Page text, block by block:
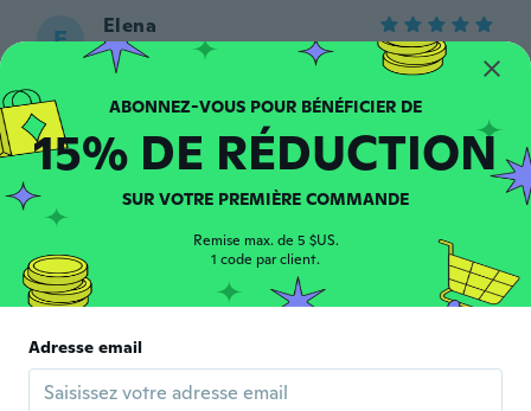
E Elena
Inscrit depuis 2018
avis
il y a 6 ans
J jinseok
Inscrit depuis 2019 · 15 avis
il y a 6 ans
Z Inscrit depuis 2017 avis
il y a 6 ans
S sharon
Inscrit depuis 2019 · 87 avis
15% DE RÉDUCTION
SUR VOTRE PREMIÈRE COMMANDE
Remise max. de 5 $US.
1 code par client.
Adresse email